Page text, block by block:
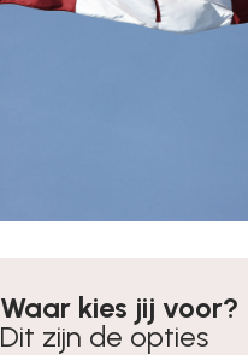
Waar kies jij voor?
Dit zijn de opties